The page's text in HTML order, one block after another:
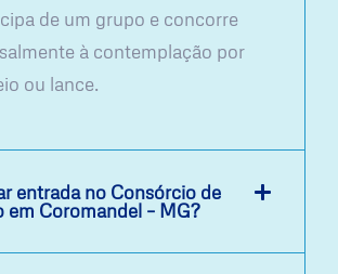
de um grupo e concorre
à contemplação por
ou lance.
entrada no Consórcio de
em Coromandel – MG?